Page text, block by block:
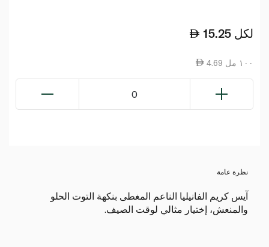
15.25 لكل
4.69 ١٠٠ مل
0
نظرة عامة
آيس كريم الفانيليا الناعم المغطى بنكهة التوت الحلو
والمنعش، إختيار مثالي لوقت الصيف.